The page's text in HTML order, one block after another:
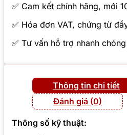
✅ Cam kết chính hãng, mới
✅ Hóa đơn VAT, chứng từ
✅ Tư vấn hỗ trợ nhanh chóng
Thông tin chi tiết
Đánh giá (0)
Thông số kỹ thuật: